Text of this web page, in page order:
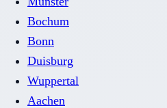
Bochum
Bonn
Duisburg
Wuppertal
Aachen